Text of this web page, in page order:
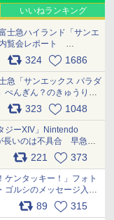
いいねランキング
士急ハイランド「サンエ
覧会レポート
324 1686
急「サンエックス パラダ
ぺんぎん？のきゅうりド
ストそのままのメニュ
外にもおいしい
323 1048
ジーXIV」Nintendo
長いのは不具合 早急に
う対応中221 373
ケンタッキー！」フォト
ルシのメッセージ入り
しトレカなどが登場
89 315